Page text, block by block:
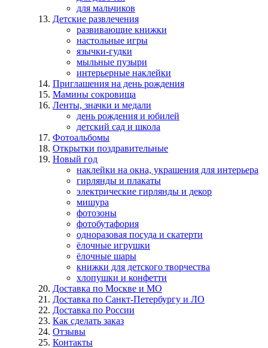
для мальчиков
Детские развлечения
развивающие книжки
настольные игры
язычки-гудки
мыльные пузыри
интерьерные наклейки
Приглашения на день рождения
Мамины сокровища
Ленты, значки и медали
день рождения и юбилей
детский сад и школа
Фотоальбомы
Открытки поздравительные
Новый год
наклейки на окна, украшения для интерьера
гирлянды и плакаты
электрические гирлянды и декор
мишура
фотозоны
фотобутафория
одноразовая посуда и скатерти
ёлочные игрушки
ёлочные шары
книжки для детского творчества
хлопушки и конфетти
Доставка по Москве и МО
Доставка по Санкт-Петербургу и ЛО
Доставка по России
Как сделать заказ
Отзывы
Контакты